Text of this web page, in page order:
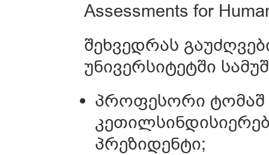
Assessments for
შეხვედრას
უნივერსიტეტში
პროფესორი ტომაშ
პრეზიდენტი;